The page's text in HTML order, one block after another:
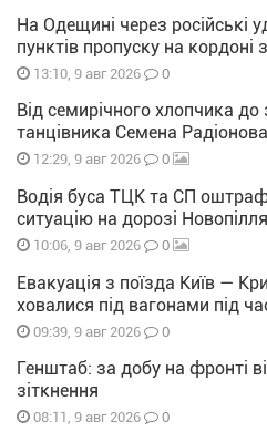
На Одещині через російські
пунктів пропуску на
13:10, 9 авг 2026 0
Від семирічного хлопчика до
танцівника Семена Радіонова
12:29, 9 авг 2026 0
Водія буса ТЦК та СП
ситуацію на дорозі
10:06, 9 авг 2026 0
Евакуація з поїзда Київ —
ховалися під вагонами під
09:39, 9 авг 2026 0
Генштаб: за добу на фронті
зіткнення
08:11, 9 авг 2026 0